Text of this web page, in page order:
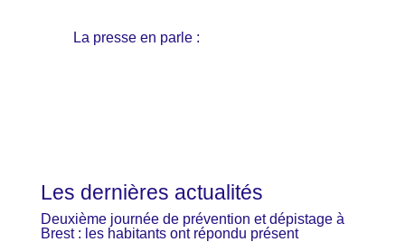
La presse en parle :
Les dernières actualités
Deuxième journée de prévention et dépistage à
Brest : les habitants ont répondu présent